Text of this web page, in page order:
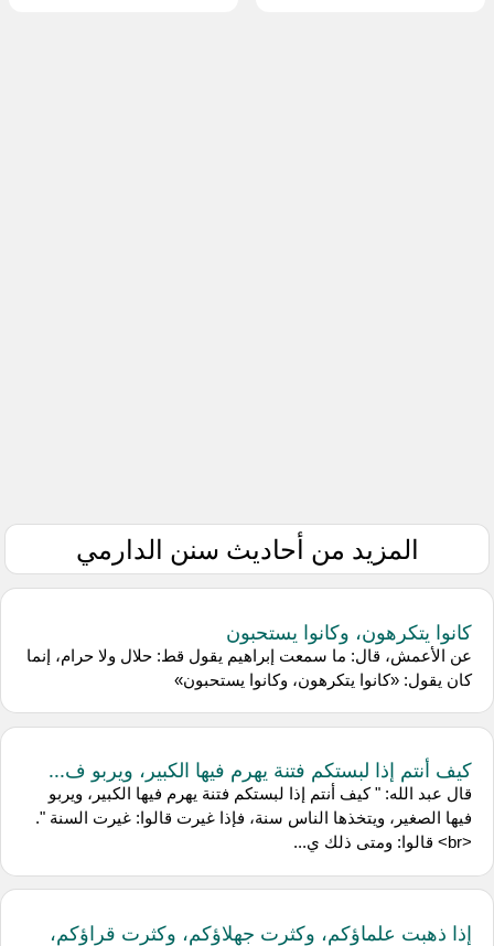
المزيد من أحاديث سنن الدارمي
كانوا يتكرهون، وكانوا يستحبون
عن الأعمش، قال: ما سمعت إبراهيم يقول قط: حلال ولا حرام، إنما
كان يقول: «كانوا يتكرهون، وكانوا يستحبون»
كيف أنتم إذا لبستكم فتنة يهرم فيها الكبير، ويربو ف...
قال عبد الله: " كيف أنتم إذا لبستكم فتنة يهرم فيها الكبير، ويربو
فيها الصغير، ويتخذها الناس سنة، فإذا غيرت قالوا: غيرت السنة ".
<br> قالوا: ومتى ذلك ي...
إذا ذهبت علماؤكم، وكثرت جهلاؤكم، وكثرت قراؤكم،